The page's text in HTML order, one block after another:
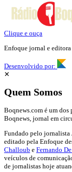
Clique e ouça
Enfoque jornal e
Desenvolvido por:
✕
Quem Somos
Boqnews.com é um
Boqnews, jornal em
Fundado pelo jornalista
editado pela Enfoque
Challoub e Fernando
veículos de
de jornalistas hoje